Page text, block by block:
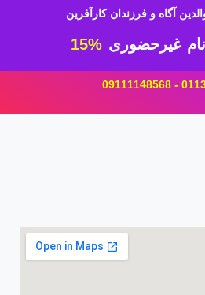
آگاه و فرزندان کارآفرین
غیرحضوری 15%